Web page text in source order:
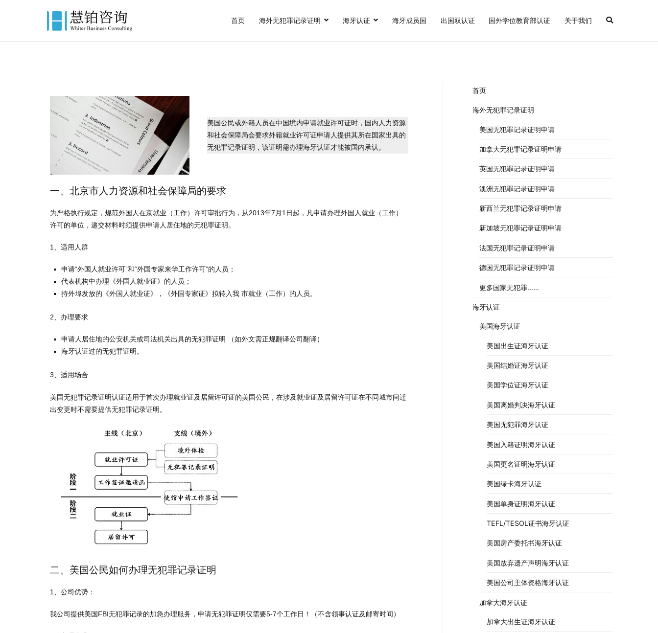
美国出生证认证,美国结婚证认证,FBI美国无犯罪记录证明,英国出生证公证,英国结婚证公证,英国无犯罪记录证明
首页 海外无犯罪记录证明 海牙认证 海牙成员国 出国双认证 国外学位教育部认证 关于我们
美国公民或外籍人员在中国境内申请就业许可证时，国内人力资源
和社会保障局会要求外籍就业许可证申请人提供其所在国家出具的
无犯罪记录证明，该证明需办理海牙认证才能被国内承认。
一、北京市人力资源和社会保障局的要求
为严格执行规定，规范外国人在京就业（工作）许可审批行为，从2013年7月1日起，凡申请办理外国人就业（工作）
许可的单位，递交材料时须提供申请人居住地的无犯罪证明。
1、适用人群
申请“外国人就业许可”和“外国专家来华工作许可”的人员；
代表机构中办理《外国人就业证》的人员；
持外埠发放的《外国人就业证》，《外国专家证》拟转入我 市就业（工作）的人员。
2、办理要求
申请人居住地的公安机关或司法机关出具的无犯罪证明 （如外文需正规翻译公司翻译）
海牙认证过的无犯罪证明。
3、适用场合
美国无犯罪记录证明认证适用于首次办理就业证及居留许可证的美国公民，在涉及就业证及居留许可证在不同城市间迁
出变更时不需要提供无犯罪记录证明。
二、美国公民如何办理无犯罪记录证明
1、公司优势：
我公司提供美国FBI无犯罪记录的加急办理服务，申请无犯罪证明仅需要5-7个工作日！（不含领事认证及邮寄时间）
首页
海外无犯罪记录证明
美国无犯罪记录证明申请
加拿大无犯罪记录证明申请
英国无犯罪记录证明申请
澳洲无犯罪记录证明申请
新西兰无犯罪记录证明申请
新加坡无犯罪记录证明申请
法国无犯罪记录证明申请
德国无犯罪记录证明申请
更多国家无犯罪……
海牙认证
美国海牙认证
美国出生证海牙认证
美国结婚证海牙认证
美国学位证海牙认证
美国离婚判决海牙认证
美国无犯罪海牙认证
美国入籍证明海牙认证
美国更名证明海牙认证
美国绿卡海牙认证
美国单身证明海牙认证
TEFL/TESOL证书海牙认证
美国房产委托书海牙认证
美国放弃遗产声明海牙认证
美国公司主体资格海牙认证
加拿大海牙认证
加拿大出生证海牙认证